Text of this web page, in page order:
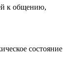
к общению,
состояние